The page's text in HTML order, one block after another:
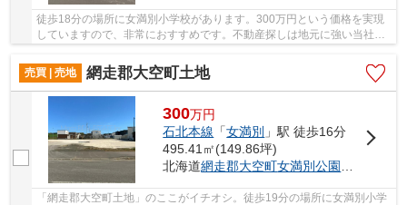
徒歩18分の場所に女満別小学校があります。300万円という価格を実現
していますので、非常におすすめです。不動産探しは地元に強い当社に
売買 | 売地
網走郡大空町土地
300万円
石北本線 「女満別 」駅 徒歩16分
495.41㎡(149.86坪)
北海道網走郡大空町女満別公園 ５丁目94-
「網走郡大空町土地」のここがイチオシ。徒歩19分の場所に女満別小学